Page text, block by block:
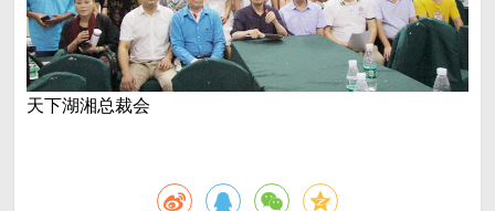
天下湖湘总裁会